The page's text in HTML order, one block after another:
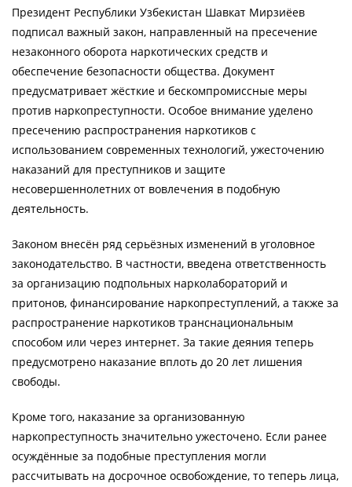
Президент Республики Узбекистан Шавкат Мирзиёев
подписал важный закон, направленный на пресечение
незаконного оборота наркотических средств и
обеспечение безопасности общества. Документ
предусматривает жёсткие и бескомпромиссные меры
против наркопреступности. Особое внимание уделено
пресечению распространения наркотиков с
использованием современных технологий, ужесточению
наказаний для преступников и защите
несовершеннолетних от вовлечения в подобную
деятельность.
Законом внесён ряд серьёзных изменений в уголовное
законодательство. В частности, введена ответственность
за организацию подпольных нарколабораторий и
притонов, финансирование наркопреступлений, а также за
распространение наркотиков транснациональным
способом или через интернет. За такие деяния теперь
предусмотрено наказание вплоть до 20 лет лишения
свободы.
Кроме того, наказание за организованную
наркопреступность значительно ужесточено. Если ранее
осуждённые за подобные преступления могли
рассчитывать на досрочное освобождение, то теперь лица,